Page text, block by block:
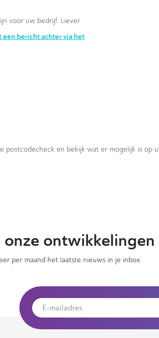
voor uw bedrijf. Liever
een bericht achter via het
postcodecheck en bekijk wat er mogelijk is op
ontwikkelingen
per maand het laatste nieuws in je inbox.